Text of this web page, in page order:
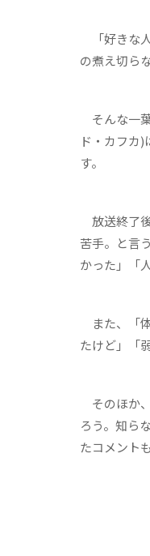
「好きな
の煮え切ら
そんな一
ド・カフカ
す。
放送終了
苦手。と言
かった」「
また、「
たけど」「
そのほか
ろう。知ら
たコメント